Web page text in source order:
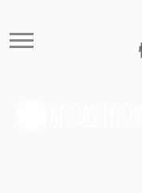
慢遊✨【林
別只知道林內有芋頭！